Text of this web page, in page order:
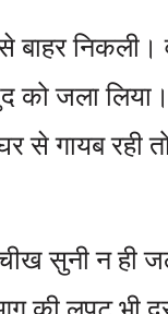
बाहर निकली।
जला
से गायब रही
सुनी न ही